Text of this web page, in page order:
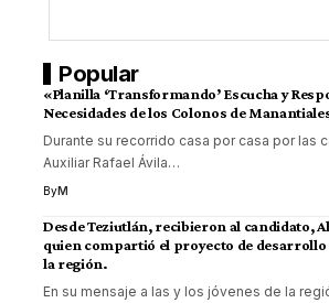
Popular
«Planilla ‘Transformando’ Escucha y
Necesidades de los Colonos de
Durante su recorrido casa por casa por las
Auxiliar Rafael Ávila…
ByM
Desde Teziutlán, recibieron al candidato,
quien compartió el proyecto de
la región.
En su mensaje a las y los jóvenes de la